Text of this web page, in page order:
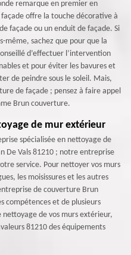
remarque en premier en
offre la touche décorative à
façade ou un enduit de façade. Si
même, sachez que pour que la
d’effectuer l’intervention
et pour éviter les bavures et
de peindre sous le soleil. Mais,
de façade ; pensez à faire appel
Brun couverture.
de mur extérieur
spécialisée en nettoyage de
De Vals 81210 ; notre entreprise
service. Pour nettoyer vos murs
les moisissures et les autres
de couverture Brun
compétences et de plusieurs
nettoyage de vos murs extérieur,
81210 des équipements